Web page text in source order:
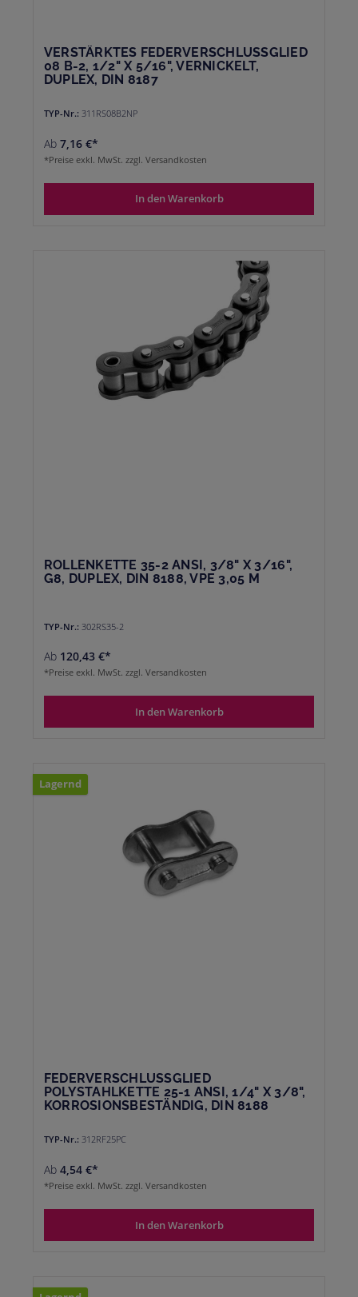
VERSTÄRKTES FEDERVERSCHLUSSGLIED
08 B-2, 1/2" X 5/16", VERNICKELT,
DUPLEX, DIN 8187
TYP-Nr.: 311RS08B2NP
Ab 7,16 €*
*Preise exkl. MwSt. zzgl. Versandkosten
In den Warenkorb
ROLLENKETTE 35-2 ANSI, 3/8" X 3/16",
G8, DUPLEX, DIN 8188, VPE 3,05 M
TYP-Nr.: 302RS35-2
Ab 120,43 €*
*Preise exkl. MwSt. zzgl. Versandkosten
In den Warenkorb
Lagernd
FEDERVERSCHLUSSGLIED
POLYSTAHLKETTE 25-1 ANSI, 1/4" X 3/8",
KORROSIONSBESTÄNDIG, DIN 8188
TYP-Nr.: 312RF25PC
Ab 4,54 €*
*Preise exkl. MwSt. zzgl. Versandkosten
In den Warenkorb